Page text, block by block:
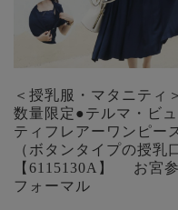
＜授乳服・マタニティ
数量限定●テルマ・ビ
ティフレアーワンピー
（ボタンタイプの授乳
【6115130A】 お宮参
フォーマル